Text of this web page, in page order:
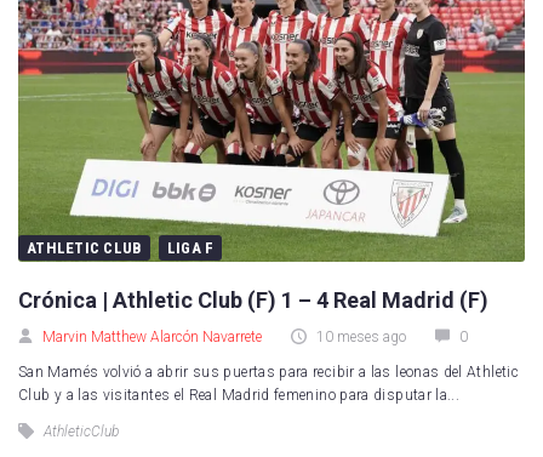
ATHLETIC CLUB LIGA F
Crónica | Athletic Club (F) 1 – 4 Real Madrid (F)
Marvin Matthew Alarcón Navarrete 10 meses ago 0
San Mamés volvió a abrir sus puertas para recibir a las leonas del Athletic
Club y a las visitantes el Real Madrid femenino para disputar la...
AthleticClub